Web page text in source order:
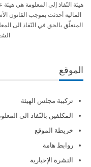
هيئة النّفاذ إلى المعلومة هي
المتعلّق بالحق في النّفاذ الى
الشعب
الموقع
تركيبة مجلس الهيئة
المكلفين بالنّفاذ الى
خريطة الموقع
روابط هامة
النشرة الإخبارية